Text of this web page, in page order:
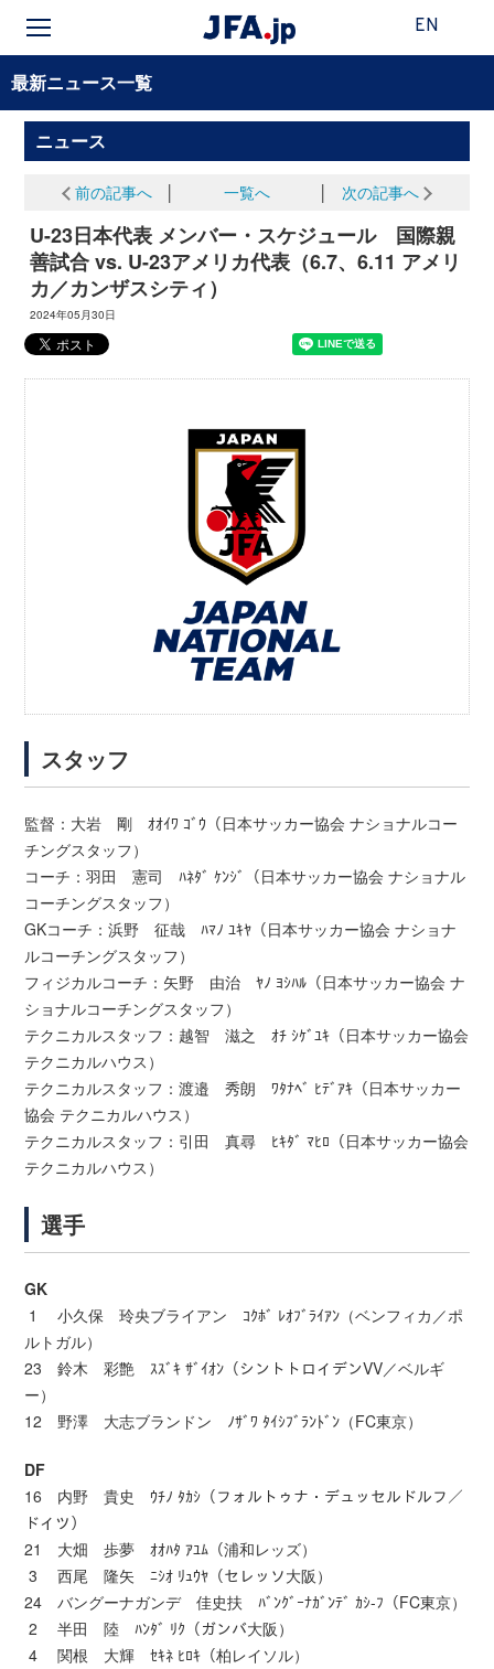
EN
最新ニュース一覧
ニュース
前の記事へ 一覧へ 次の記事へ
U-23日本代表 メンバー・スケジュール 国際親
善試合 vs. U-23アメリカ代表（6.7、6.11 アメリ
カ／カンザスシティ）
2024年05月30日
スタッフ
監督：大岩 剛 ｵｵｲﾜ ｺﾞｳ（日本サッカー協会 ナショナルコー
チングスタッフ）
コーチ：羽田 憲司 ﾊﾈﾀﾞ ｹﾝｼﾞ（日本サッカー協会 ナショナル
コーチングスタッフ）
GKコーチ：浜野 征哉 ﾊﾏﾉ ﾕｷﾔ（日本サッカー協会 ナショナ
ルコーチングスタッフ）
フィジカルコーチ：矢野 由治 ﾔﾉ ﾖｼﾊﾙ（日本サッカー協会 ナ
ショナルコーチングスタッフ）
テクニカルスタッフ：越智 滋之 ｵﾁ ｼｹﾞﾕｷ（日本サッカー協会
テクニカルハウス）
テクニカルスタッフ：渡邉 秀朗 ﾜﾀﾅﾍﾞ ﾋﾃﾞｱｷ（日本サッカー
協会 テクニカルハウス）
テクニカルスタッフ：引田 真尋 ﾋｷﾀﾞ ﾏﾋﾛ（日本サッカー協会
テクニカルハウス）
選手
GK
1 小久保 玲央ブライアン ｺｸﾎﾞ ﾚｵﾌﾞﾗｲｱﾝ（ベンフィカ／ポ
ルトガル）
23 鈴木 彩艶 ｽｽﾞｷ ｻﾞｲｵﾝ（シントトロイデンVV／ベルギ
ー）
12 野澤 大志ブランドン ﾉｻﾞﾜ ﾀｲｼﾌﾞﾗﾝﾄﾞﾝ（FC東京）
DF
16 内野 貴史 ｳﾁﾉ ﾀｶｼ（フォルトゥナ・デュッセルドルフ／
ドイツ）
21 大畑 歩夢 ｵｵﾊﾀ ｱﾕﾑ（浦和レッズ）
3 西尾 隆矢 ﾆｼｵ ﾘｭｳﾔ（セレッソ大阪）
24 バングーナガンデ 佳史扶 ﾊﾞﾝｸﾞｰﾅｶﾞﾝﾃﾞ ｶｼ-ﾌ（FC東京）
2 半田 陸 ﾊﾝﾀﾞ ﾘｸ（ガンバ大阪）
4 関根 大輝 ｾｷﾈ ﾋﾛｷ（柏レイソル）